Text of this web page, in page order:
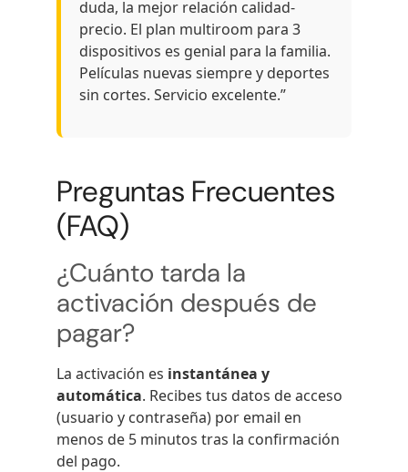
duda, la mejor relación calidad-
precio. El plan multiroom para 3
dispositivos es genial para la familia.
Películas nuevas siempre y deportes
sin cortes. Servicio excelente.”
Preguntas Frecuentes
(FAQ)
¿Cuánto tarda la
activación después de
pagar?
La activación es instantánea y
automática. Recibes tus datos de acceso
(usuario y contraseña) por email en
menos de 5 minutos tras la confirmación
del pago.